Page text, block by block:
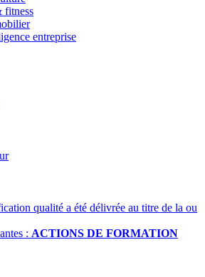
fitness
entreprise
qualité a été délivrée au titre de la ou
: ACTIONS DE FORMATION